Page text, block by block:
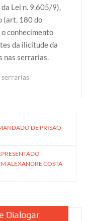
Lei n. 9.605/9),
(art. 180 do
conhecimento
da ilicitude da
nas serrarias.
serrarias
DE PRISÃO
ALEXANDRE COSTA
Dialogar